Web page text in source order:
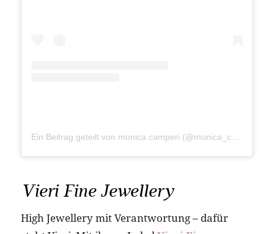
Ein Beitrag geteilt von monica camperi (@monica_camperi)
Vieri Fine Jewellery
High Jewellery mit Verantwortung – dafür